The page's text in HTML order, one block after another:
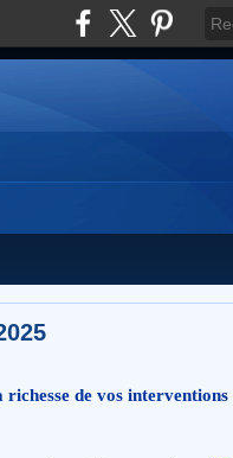
de vos interventions